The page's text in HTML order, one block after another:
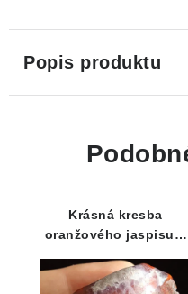
Popis produktu
Krásná kresba
oranžového jaspisu s
křemenem